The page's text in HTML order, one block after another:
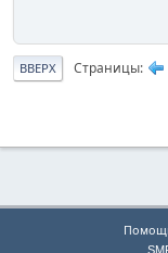
ВВЕРХ Страницы